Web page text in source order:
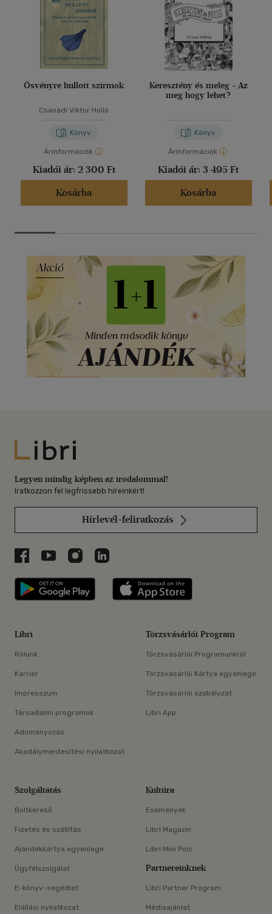
Ösvényre hullott szirmok
Csanádi Viktor Holló
Könyv
Árinformációk
Kiadói ár: 2 300 Ft
Kosárba
Keresztény és meleg - Az
meg hogy lehet?
Könyv
Árinformációk
Kiadói ár: 3 495 Ft
Kosárba
Libri
Legyen mindig képben az irodalommal!
Iratkozzon fel legfrissebb híreinkért!
Hírlevél-feliratkozás
Libri a Facebookon
Libri a Youtube-on
Libri az Instagramon
Libri a LinkedInen
Libri applikáció Szerezd meg: Google
Libri
Rólunk
Karrier
Impresszum
Társadalmi programok
Adományozás
Akadálymentesítési nyilatkozat
Törzsvásárlói Program
Törzsvásárlói Programunkról
Törzsvásárlói Kártya egyenlege
Törzsvásárlói szabályzat
Libri App
Szolgáltatás
Boltkereső
Fizetés és szállítás
Ajándékkártya egyenlege
Ügyfélszolgálat
E-könyv-segédlet
Elállási nyilatkozat
Kultúra
Események
Libri Magazin
Libri Mini Polc
Partnereinknek
Libri Partner Program
Médiaajánlat